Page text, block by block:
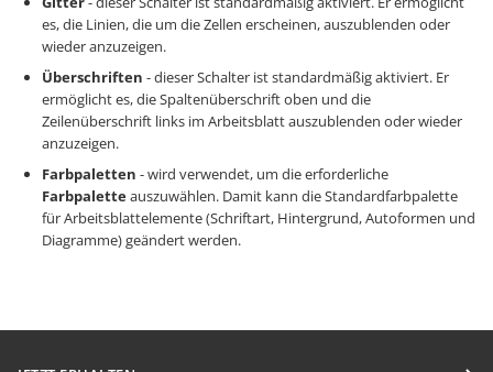
es, die Linien, die um die Zellen erscheinen, auszublenden oder
wieder anzuzeigen.
Überschriften - dieser Schalter ist standardmäßig aktiviert. Er
ermöglicht es, die Spaltenüberschrift oben und die
Zeilenüberschrift links im Arbeitsblatt auszublenden oder wieder
anzuzeigen.
Farbpaletten - wird verwendet, um die erforderliche
Farbpaletteauszuwählen. Damit kann die Standardfarbpalette
für Arbeitsblattelemente (Schriftart, Hintergrund, Autoformen und
Diagramme) geändert werden.